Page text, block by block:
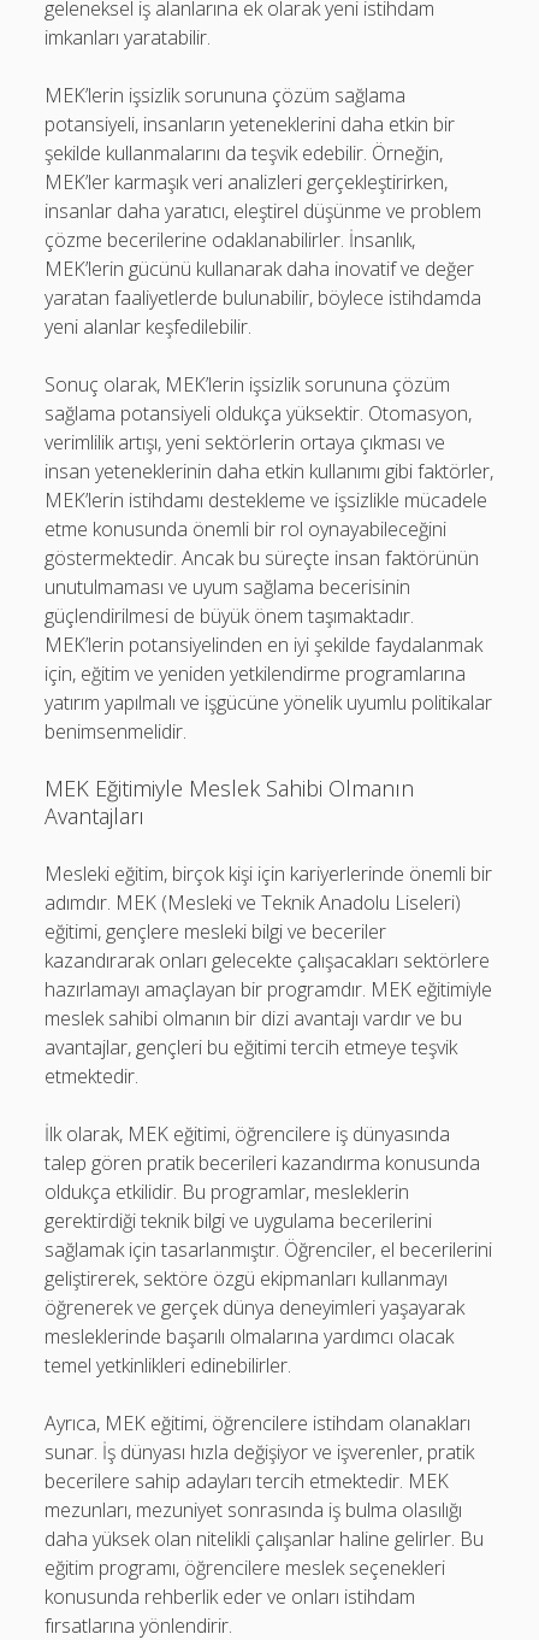
geleneksel iş alanlarına ek olarak yeni istihdam
imkanları yaratabilir.
MEK’lerin işsizlik sorununa çözüm sağlama
potansiyeli, insanların yeteneklerini daha etkin bir
şekilde kullanmalarını da teşvik edebilir. Örneğin,
MEK’ler karmaşık veri analizleri gerçekleştirirken,
insanlar daha yaratıcı, eleştirel düşünme ve problem
çözme becerilerine odaklanabilirler. İnsanlık,
MEK’lerin gücünü kullanarak daha inovatif ve değer
yaratan faaliyetlerde bulunabilir, böylece istihdamda
yeni alanlar keşfedilebilir.
Sonuç olarak, MEK’lerin işsizlik sorununa çözüm
sağlama potansiyeli oldukça yüksektir. Otomasyon,
verimlilik artışı, yeni sektörlerin ortaya çıkması ve
insan yeteneklerinin daha etkin kullanımı gibi faktörler,
MEK’lerin istihdamı destekleme ve işsizlikle mücadele
etme konusunda önemli bir rol oynayabileceğini
göstermektedir. Ancak bu süreçte insan faktörünün
unutulmaması ve uyum sağlama becerisinin
güçlendirilmesi de büyük önem taşımaktadır.
MEK’lerin potansiyelinden en iyi şekilde faydalanmak
için, eğitim ve yeniden yetkilendirme programlarına
yatırım yapılmalı ve işgücüne yönelik uyumlu politikalar
benimsenmelidir.
MEK Eğitimiyle Meslek Sahibi Olmanın
Avantajları
Mesleki eğitim, birçok kişi için kariyerlerinde önemli bir
adımdır. MEK (Mesleki ve Teknik Anadolu Liseleri)
eğitimi, gençlere mesleki bilgi ve beceriler
kazandırarak onları gelecekte çalışacakları sektörlere
hazırlamayı amaçlayan bir programdır. MEK eğitimiyle
meslek sahibi olmanın bir dizi avantajı vardır ve bu
avantajlar, gençleri bu eğitimi tercih etmeye teşvik
etmektedir.
İlk olarak, MEK eğitimi, öğrencilere iş dünyasında
talep gören pratik becerileri kazandırma konusunda
oldukça etkilidir. Bu programlar, mesleklerin
gerektirdiği teknik bilgi ve uygulama becerilerini
sağlamak için tasarlanmıştır. Öğrenciler, el becerilerini
geliştirerek, sektöre özgü ekipmanları kullanmayı
öğrenerek ve gerçek dünya deneyimleri yaşayarak
mesleklerinde başarılı olmalarına yardımcı olacak
temel yetkinlikleri edinebilirler.
Ayrıca, MEK eğitimi, öğrencilere istihdam olanakları
sunar. İş dünyası hızla değişiyor ve işverenler, pratik
becerilere sahip adayları tercih etmektedir. MEK
mezunları, mezuniyet sonrasında iş bulma olasılığı
daha yüksek olan nitelikli çalışanlar haline gelirler. Bu
eğitim programı, öğrencilere meslek seçenekleri
konusunda rehberlik eder ve onları istihdam
fırsatlarına yönlendirir.